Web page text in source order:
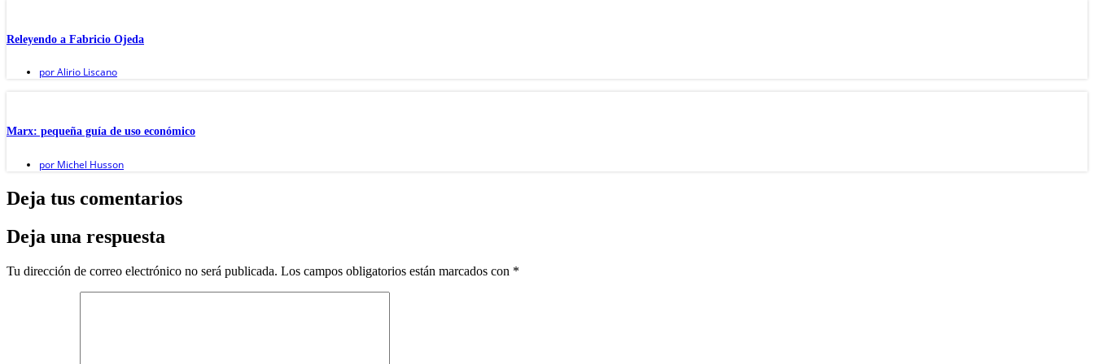
Releyendo a Fabricio Ojeda
porAlirio Liscano
Marx: pequeña guía de uso económico
por Michel Husson
Deja tus comentarios
Deja una respuesta
Tu dirección de correo electrónico no será publicada. Los campos obligatorios están marcados con *